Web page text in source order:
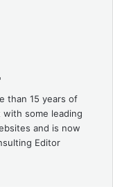
than 15 years of
some leading
and is now
Editor